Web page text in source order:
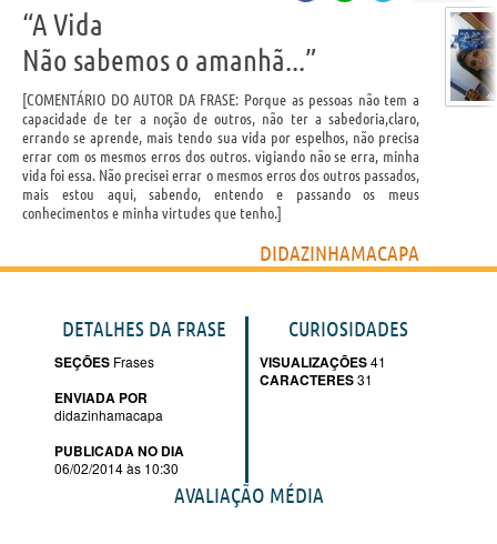
“A Vida
Não sabemos o amanhã...”
COMENTÁRIO DO AUTOR DA FRASE: Porque as pessoas não tem a
capacidade de ter a noção de outros, não ter a sabedoria,claro,
errando se aprende, mais tendo sua vida por espelhos, não precisa
errar com os mesmos erros dos outros. vigiando não se erra, minha
vida foi essa. Não precisei errar o mesmos erros dos outros passados,
mais estou aqui, sabendo, entendo e passando os meus
conhecimentos e minha virtudes que tenho.
DIDAZINHAMACAPA
DETALHES DA FRASE
SEÇÕES Frases
ENVIADA POR
didazinhamacapa
PUBLICADA NO DIA
06/02/2014 às 10:30
CURIOSIDADES
VISUALIZAÇÕES41
CARACTERES31
AVALIAÇÃO MÉDIA